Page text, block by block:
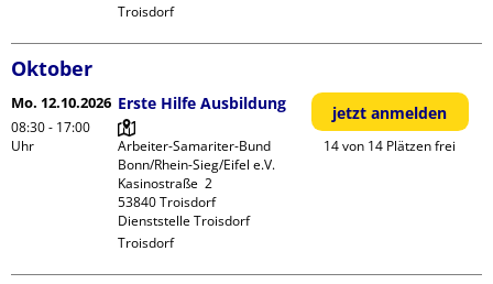
Troisdorf
Oktober
Mo. 12.10.2026
08:30 - 17:00
Uhr
Erste Hilfe Ausbildung
Arbeiter-Samariter-Bund
Bonn/Rhein-Sieg/Eifel e.V.
Kasinostraße  2
53840 Troisdorf
Dienststelle Troisdorf
Troisdorf
jetzt anmelden
14 von 14 Plätzen frei